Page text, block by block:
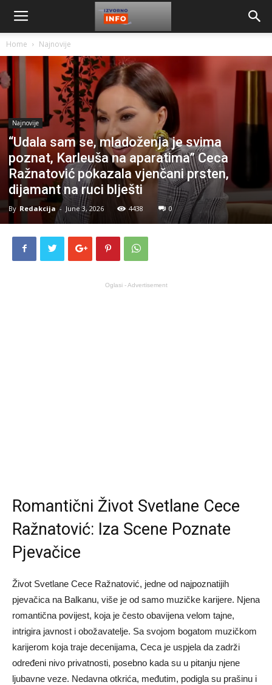
Home Najnovije
Najnovije
“Udala sam se, mladoženja je svima
poznat, Karleuša na aparatima” Ceca
Ražnatović pokazala vjenčani prsten,
dijamant na ruci blješti
By Redakcija - June 3, 2026 4438 0
Oglasi - Advertisement
Romantični Život Svetlane Cece
Ražnatović: Iza Scene Poznate
Pjevačice
Život Svetlane Cece Ražnatović, jedne od najpoznatijih
pjevačica na Balkanu, više je od samo muzičke karijere. Njena
romantična povijest, koja je često obavijena velom tajne,
intrigira javnost i obožavatelje. Sa svojom bogatom muzičkom
karijerom koja traje decenijama, Ceca je uspjela da zadrži
određeni nivo privatnosti, posebno kada su u pitanju njene
ljubavne veze. Nedavna otkrića, međutim, podigla su prašinu i